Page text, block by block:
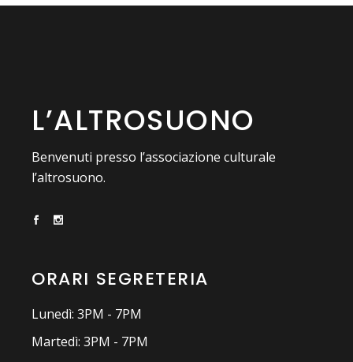
L’ALTROSUONO
Benvenuti presso l’associazione culturale
l’altrosuono.
ORARI SEGRETERIA
Lunedì: 3PM - 7PM
Martedì: 3PM - 7PM